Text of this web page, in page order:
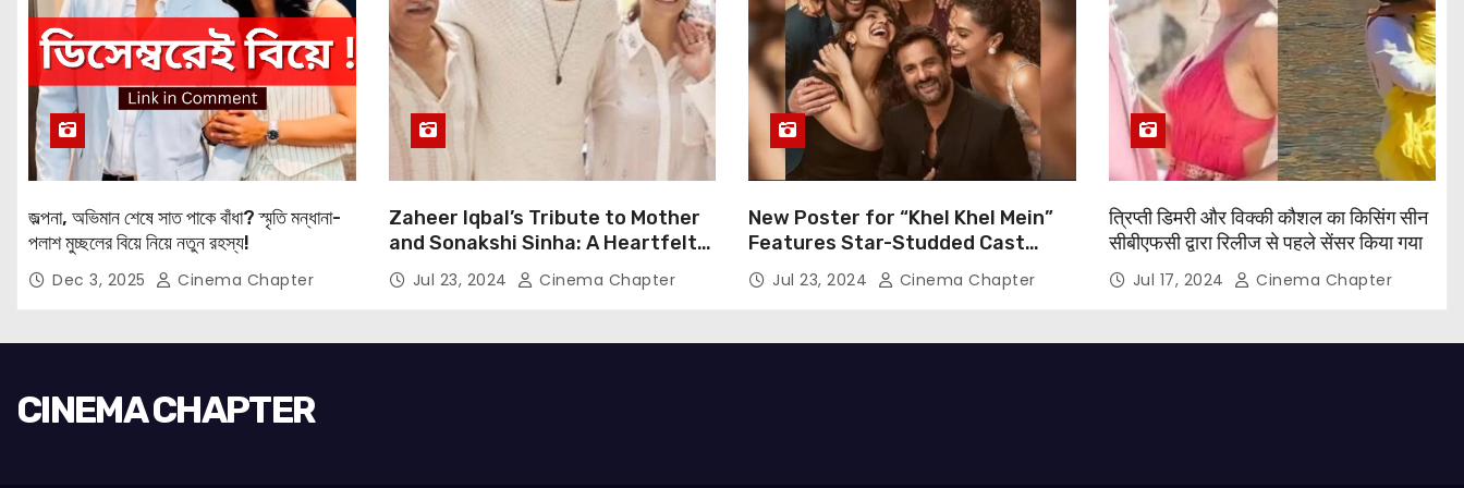
জল্পনা, অভিমান শেষে সাত পাকে বাঁধা? স্মৃতি মন্ধানা-
পলাশ মুচ্ছলের বিয়ে নিয়ে নতুন রহস্য!
Dec 3, 2025 Cinema Chapter
Zaheer Iqbal’s Tribute to Mother
and Sonakshi Sinha: A Heartfelt
Expression of Gratitude
Jul 23, 2024 Cinema Chapter
New Poster for “Khel Khel Mein”
Features Star-Studded Cast
Including Akshay Kumar, Taapsee
Pannu, Fardeen Khan, and More
Jul 23, 2024 Cinema Chapter
त्रिप्ती डिमरी और विक्की कौशल का किसिंग सीन
सीबीएफसी द्वारा रिलीज से पहले सेंसर किया गया
Jul 17, 2024 Cinema Chapter
CINEMA CHAPTER